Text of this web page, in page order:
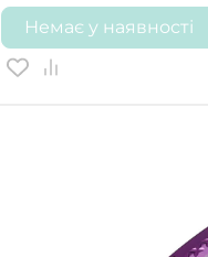
Немає у наявності